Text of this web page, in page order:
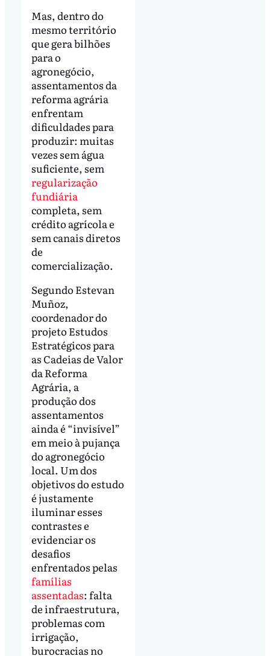
Mas, dentro do
mesmo território
que gera bilhões
para o
agronegócio,
assentamentos da
reforma agrária
enfrentam
dificuldades para
produzir: muitas
vezes sem água
suficiente, sem
regularização
fundiária
completa, sem
crédito agrícola e
sem canais diretos
de
comercialização.
Segundo Estevan
Muñoz,
coordenador do
projeto Estudos
Estratégicos para
as Cadeias de Valor
da Reforma
Agrária, a
produção dos
assentamentos
ainda é “invisível”
em meio à pujança
do agronegócio
local. Um dos
objetivos do estudo
é justamente
iluminar esses
contrastes e
evidenciar os
desafios
enfrentados pelas
famílias
assentadas: falta
de infraestrutura,
problemas com
irrigação,
burocracias no